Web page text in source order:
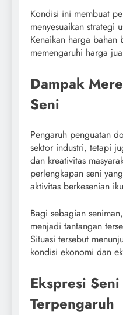
Kondisi ini membuat
menyesuaikan strategi
Kenaikan harga bahan
memengaruhi harga
Dampak
Seni
Pengaruh penguatan
sektor industri, tetapi
dan kreativitas
perlengkapan seni
aktivitas berkesenian
Bagi sebagian
menjadi tantangan
Situasi tersebut
kondisi ekonomi dan
Ekspresi
Terpengaruh